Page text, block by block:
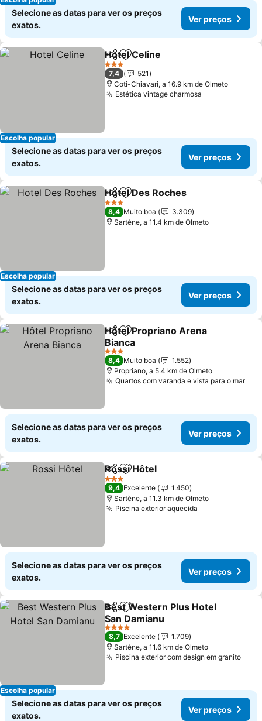
Selecione as datas para ver os preços
exatos.
Ver preços
Escolha popular
PartilharAdicionar aos favoritos
Hotel Celine
3 Estrelas
7,4
521
Coti-Chiavari, a 16.9 km de Olmeto
Estética vintage charmosa
Selecione as datas para ver os preços
exatos.
Ver preços
Escolha popular
PartilharAdicionar aos favoritos
Hotel Des Roches
3 Estrelas
8,4 Muito boa
3.309
Sartène, a 11.4 km de Olmeto
Selecione as datas para ver os preços
exatos.
Ver preços
PartilharAdicionar aos favoritos
Hôtel Propriano Arena
Bianca
3 Estrelas
8,4 Muito boa
1.552
Propriano, a 5.4 km de Olmeto
Quartos com varanda e vista para o mar
Selecione as datas para ver os preços
exatos.
Ver preços
PartilharAdicionar aos favoritos
Rossi Hôtel
3 Estrelas
9,4 Excelente
1.450
Sartène, a 11.3 km de Olmeto
Piscina exterior aquecida
Selecione as datas para ver os preços
exatos.
Ver preços
Escolha popular
PartilharAdicionar aos favoritos
Best Western Plus Hotel
San Damianu
4 Estrelas
8,7 Excelente
1.709
Sartène, a 11.6 km de Olmeto
Piscina exterior com design em granito
Selecione as datas para ver os preços
exatos.
Ver preços